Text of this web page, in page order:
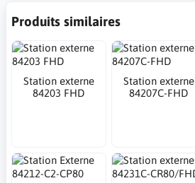
Produits similaires
Station externe
84203 FHD
Station externe
84207C-FHD